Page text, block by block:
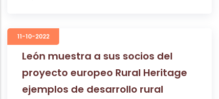
11-10-2022
León muestra a sus socios del
proyecto europeo Rural Heritage
ejemplos de desarrollo rural